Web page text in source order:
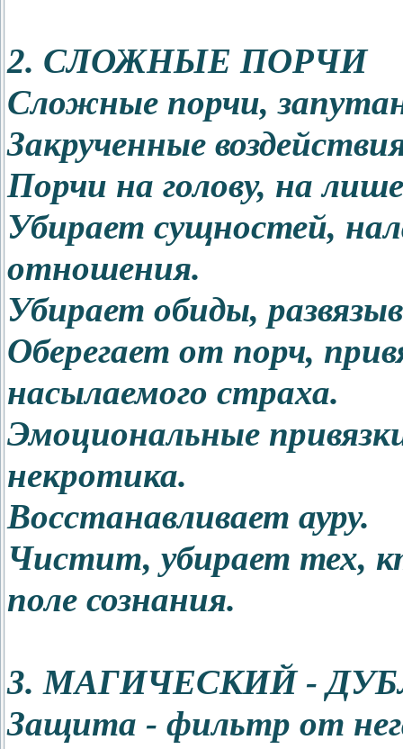
2. СЛОЖНЫЕ ПОРЧИ
Сложные порчи,
Закрученные
Порчи на голову, на
Убирает сущностей,
отношения.
Убирает обиды,
Оберегает от порч,
насылаемого страха.
Эмоциональные
некротика.
Восстанавливает ауру.
Чистит, убирает тех,
поле сознания.
3. МАГИЧЕСКИЙ -
Защита - фильтр от